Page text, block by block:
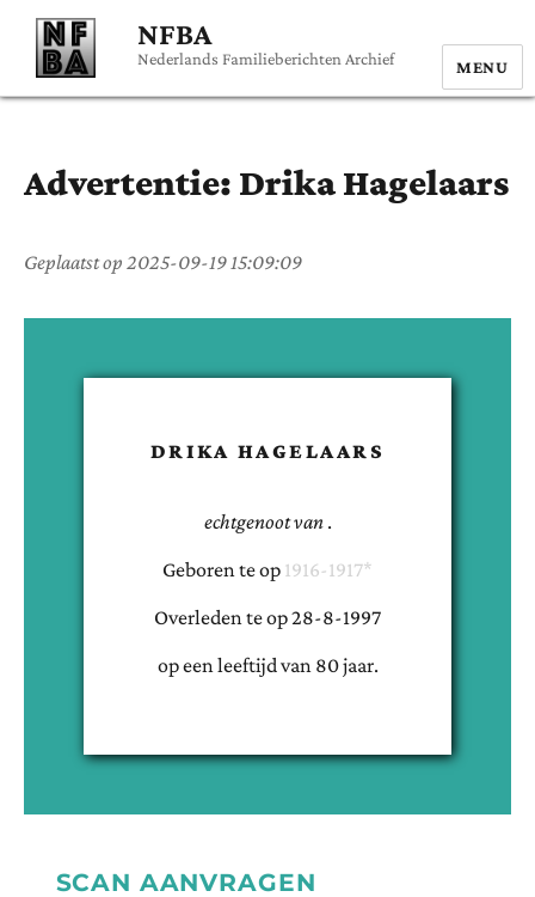
NFBA
Nederlands Familieberichten Archief MENU
Advertentie: Drika Hagelaars
Geplaatst op 2025-09-19 15:09:09
DRIKA HAGELAARS
echtgenoot van .
Geboren teop 1916-1917*
Overleden teop28-8-1997
op een leeftijd van 80jaar.
SCAN AANVRAGEN